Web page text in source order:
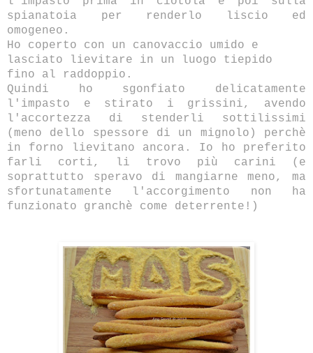
spianatoia per renderlo liscio ed
omogeneo.
Ho coperto con un canovaccio umido e
lasciato lievitare in un luogo tiepido
fino al raddoppio.
Quindi ho sgonfiato delicatamente
l'impasto e stirato i grissini, avendo
l'accortezza di stenderli sottilissimi
(meno dello spessore di un mignolo) perchè
in forno lievitano ancora. Io ho preferito
farli corti, li trovo più carini (e
soprattutto speravo di mangiarne meno, ma
sfortunatamente l'accorgimento non ha
funzionato granchè come deterrente!)